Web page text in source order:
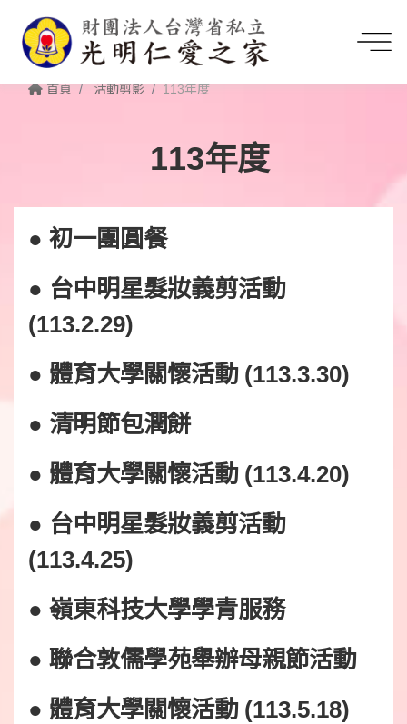
首頁 活動剪影 113年度
113年度
● 初一團圓餐
● 台中明星髮妝義剪活動
(113.2.29)
● 體育大學關懷活動 (113.3.30)
● 清明節包潤餅
● 體育大學關懷活動 (113.4.20)
● 台中明星髮妝義剪活動
(113.4.25)
● 嶺東科技大學學青服務
● 聯合敦儒學苑舉辦母親節活動
● 體育大學關懷活動 (113.5.18)